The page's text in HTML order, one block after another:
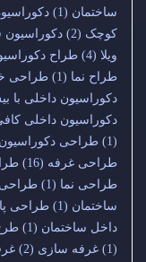
ساختمان (1)
کوچک (2) دکوراسیون
ویلا (4) طراح
طراح نما (1) طراحی
دکوراسیون داخلی با بیش از 100
دکوراسیون داخلی
(1)
طراحی
طراحی غرفه (16)
طراحی نما (1) طراحی
ساختمان (1) طراحی
داخل ساختمان (1)
(1)
غرفه سازی (2)